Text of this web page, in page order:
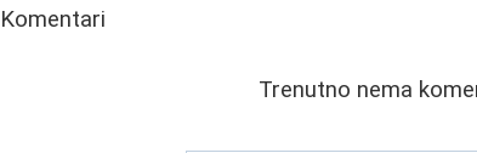
Komentari
Trenutno nema